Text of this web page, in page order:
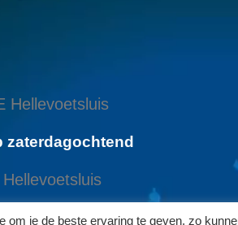
Hellevoetsluis
zaterdagochtend
het Brielse meer
om je de beste ervaring te geven, zo